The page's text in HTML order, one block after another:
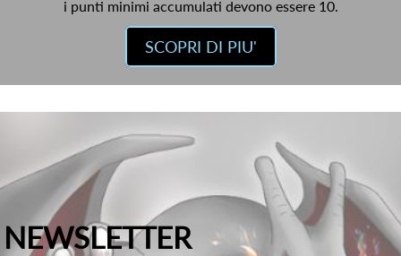
i punti minimi accumulati devono essere 10.
SCOPRI DI PIU'
NEWSLETTER